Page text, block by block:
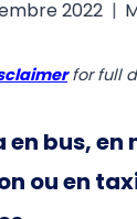
2022
for full
en bus,
ou en